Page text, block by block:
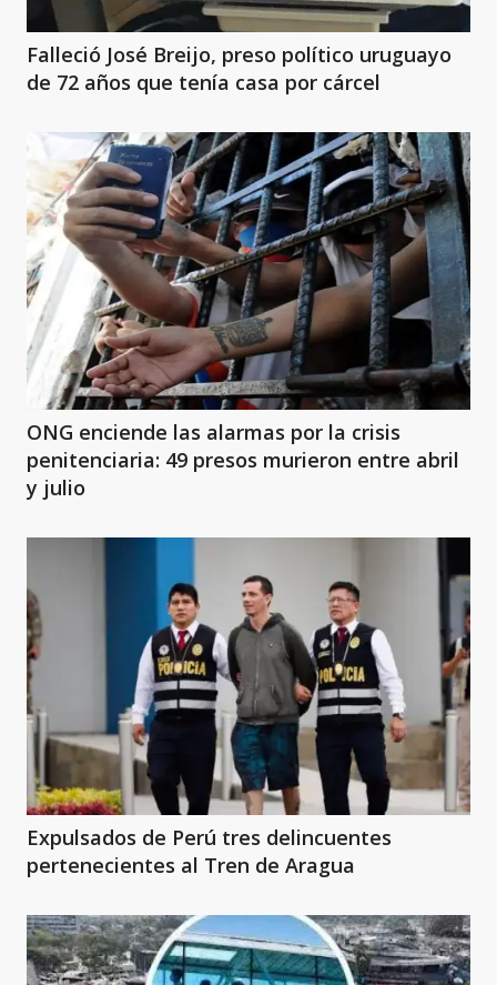
Falleció José Breijo, preso político uruguayo
de 72 años que tenía casa por cárcel
ONG enciende las alarmas por la crisis
penitenciaria: 49 presos murieron entre abril
y julio
Expulsados de Perú tres delincuentes
pertenecientes al Tren de Aragua